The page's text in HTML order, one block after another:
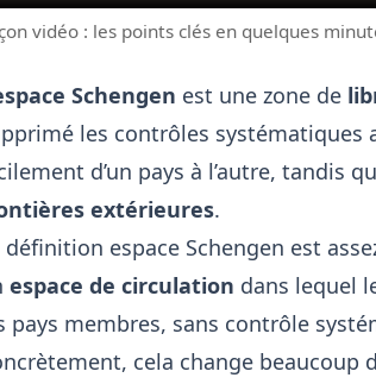
vidéo : les points clés en quelques
Schengen est une zone de
les contrôles systématiques
d’un pays à l’autre, tandis
extérieures.
définition espace Schengen est
espace de circulation dans lequel
pays membres, sans contrôle
cela change beaucoup